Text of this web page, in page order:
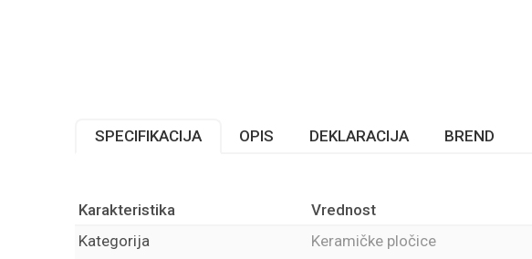
SPECIFIKACIJA OPIS DEKLARACIJA BREND
Karakteristika
Vrednost
Kategorija
Keramičke pločice